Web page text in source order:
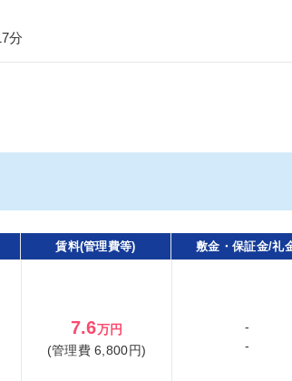
分
賃料(管理費等) 敷金・保証金/礼
7.6万円
(管理費 6,800円)
-
-